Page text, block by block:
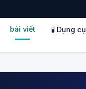
bài viết 🧪 Dụng cụ